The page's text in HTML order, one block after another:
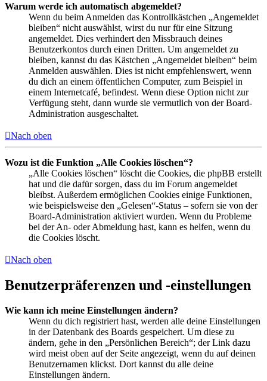
Warum werde ich automatisch abgemeldet?
Wenn du beim Anmelden das Kontrollkästchen „Angemeldet
bleiben“ nicht auswählst, wirst du nur für eine Sitzung
angemeldet. Dies verhindert den Missbrauch deines
Benutzerkontos durch einen Dritten. Um angemeldet zu
bleiben, kannst du das Kästchen „Angemeldet bleiben“ beim
Anmelden auswählen. Dies ist nicht empfehlenswert, wenn
du dich an einem öffentlichen Computer, zum Beispiel in
einem Internetcafé, befindest. Wenn diese Option nicht zur
Verfügung steht, dann wurde sie vermutlich von der Board-
Administration ausgeschaltet.
Nach oben
Wozu ist die Funktion „Alle Cookies löschen“?
„Alle Cookies löschen“ löscht die Cookies, die phpBB erstellt
hat und die dafür sorgen, dass du im Forum angemeldet
bleibst. Außerdem ermöglichen Cookies einige Funktionen,
wie beispielsweise den „Gelesen“-Status – sofern sie von der
Board-Administration aktiviert wurden. Wenn du Probleme
bei der An- oder Abmeldung hast, kann es helfen, wenn du
die Cookies löscht.
Nach oben
Benutzerpräferenzen und -einstellungen
Wie kann ich meine Einstellungen ändern?
Wenn du dich registriert hast, werden alle deine Einstellungen
in der Datenbank des Boards gespeichert. Um diese zu
ändern, gehe in den „Persönlichen Bereich“; der Link dazu
wird meist oben auf der Seite angezeigt, wenn du auf deinen
Benutzernamen klickst. Dort kannst du alle deine
Einstellungen ändern.